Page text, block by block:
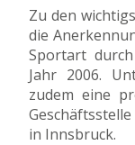
Zu den
die
Sportart
Jahr 2006.
zudem eine
in Innsbruck.